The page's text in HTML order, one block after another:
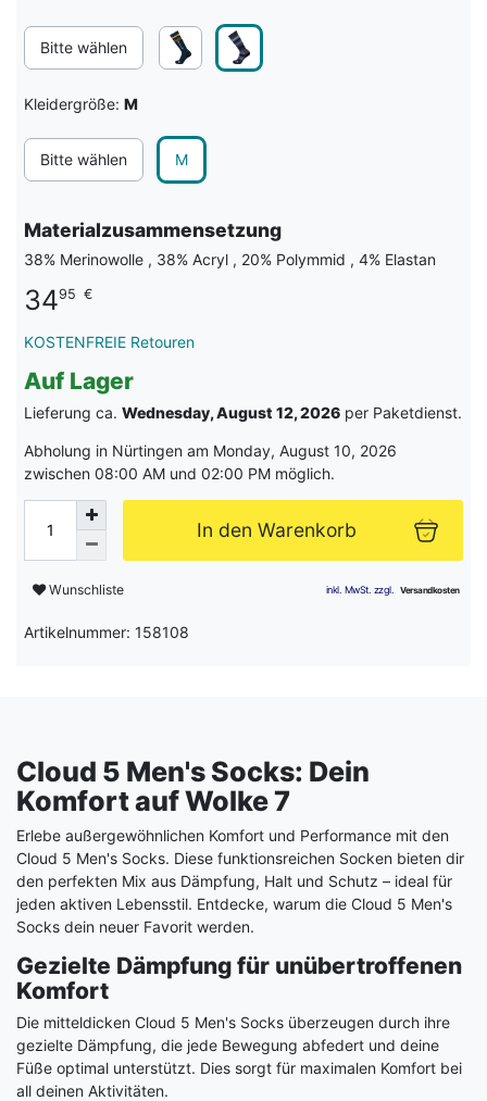
Bitte wählen
Kleidergröße: M
Bitte wählen M
Materialzusammensetzung
38% Merinowolle , 38% Acryl , 20% Polymmid , 4% Elastan
3495 €
KOSTENFREIE Retouren
Auf Lager
Lieferung ca. Wednesday, August 12, 2026 per Paketdienst.
Abholung in Nürtingen am Monday, August 10, 2026
zwischen 08:00 AM und 02:00 PM möglich.
In den Warenkorb
Wunschliste
Artikelnummer: 158108
Cloud 5 Men's Socks: Dein
Komfort auf Wolke 7
Erlebe außergewöhnlichen Komfort und Performance mit den
Cloud 5 Men's Socks. Diese funktionsreichen Socken bieten dir
den perfekten Mix aus Dämpfung, Halt und Schutz – ideal für
jeden aktiven Lebensstil. Entdecke, warum die Cloud 5 Men's
Socks dein neuer Favorit werden.
Gezielte Dämpfung für unübertroffenen
Komfort
Die mitteldicken Cloud 5 Men's Socks überzeugen durch ihre
gezielte Dämpfung, die jede Bewegung abfedert und deine
Füße optimal unterstützt. Dies sorgt für maximalen Komfort bei
all deinen Aktivitäten.